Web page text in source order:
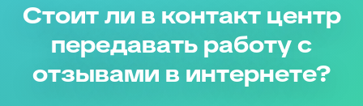
Стоит ли в контакт центр
передавать работу с
отзывами в интернете?